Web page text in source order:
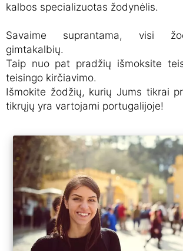
kalbos specializuotas žodynėlis.
Savaime suprantama, visi
gimtakalbių.
Taip nuo pat pradžių išmoksite
teisingo kirčiavimo.
Išmokite žodžių, kurių Jums tikrai
tikrųjų yra vartojami portugalijoje!